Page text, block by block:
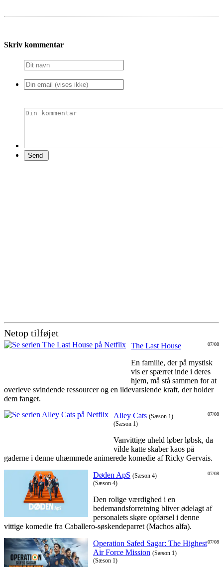
Skriv kommentar
Netop tilføjet
07/08
The Last House
En familie, der på mystisk
vis er spærret inde i deres
hjem, må stå sammen for at
overleve svindende ressourcer og en ildevarslende kraft, der holder
dem fanget.
07/08
Alley Cats (Sæson 1)
(Sæson 1)
Vanvittige uheld løber løbsk, da
vilde katte skaber kaos på
gaderne i denne uhæmmede animerede komedie af Ricky Gervais.
07/08
Døden ApS (Sæson 4)
(Sæson 4)
Den rolige værdighed i en
bedemandsforretning bliver ødelagt af
personalets skøre opførsel i denne
vittige komedie fra Caballero-søskendeparret (Machos alfa).
07/08
Operation Safed Sagar: The Highest
Air Force Mission (Sæson 1)
(Sæson 1)